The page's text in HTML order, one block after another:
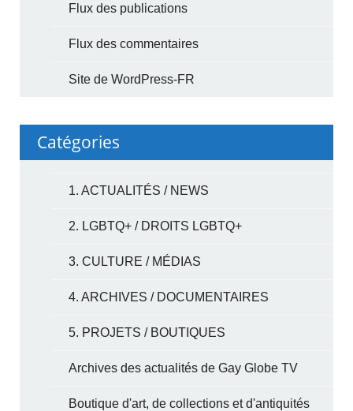
Flux des publications
Flux des commentaires
Site de WordPress-FR
Catégories
1. ACTUALITÉS / NEWS
2. LGBTQ+ / DROITS LGBTQ+
3. CULTURE / MÉDIAS
4. ARCHIVES / DOCUMENTAIRES
5. PROJETS / BOUTIQUES
Archives des actualités de Gay Globe TV
Boutique d'art, de collections et d'antiquités